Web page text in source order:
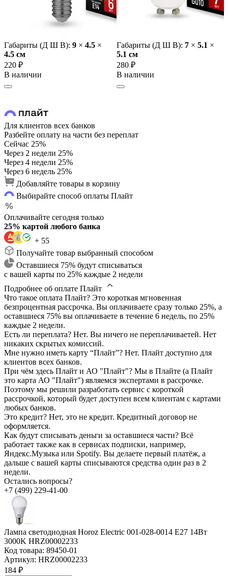
Габариты (Д Ш В): 9 × 4.5 ×
4.5 cм
220 ₽
В наличии
Габариты (Д Ш В): 7 × 5.1 ×
5.1 cм
280 ₽
В наличии
Для клиентов всех банков
Разбейте оплату на части без переплат
Сейчас 25%
Через 2 недели 25%
Через 4 недели 25%
Через 6 недель 25%
Добавляйте товары в корзину
Выбирайте способ оплаты Плайт
Оплачивайте сегодня только
25% картой любого банка
+ 55
Получайте товар выбранный способом
Оставшиеся 75% будут списываться
с вашей карты по 25% каждые 2 недели
Подробнее об оплате Плайт
Что такое оплата Плайт? Это короткая мгновенная
безпроцентная рассрочка. Вы оплачиваете сразу только 25%, а
оставшиеся 75% вы оплачиваете в течение 6 недель, по 25%
каждые 2 недели.
Есть ли переплата? Нет. Вы ничего не переплачиваетей. Нет
никаких скрытых комиссий.
Мне нужно иметь карту “Плайт”? Нет. Плайт доступно для
клиентов всех банков.
При чём здесь Плайт и АО "Плайт"? Мы в Плайте (а Плайт
это карта АО "Плайт") являемся экспертами в рассрочке.
Поэтому мы решили разработать сервис с короткой
рассрочкой, который будет доступен всем клиентам с картами
любых банков.
Это кредит? Нет, это не кредит. Кредитный договор не
оформляется.
Как будут списывать деньги за оставшиеся части? Всё
работает также как в сервисах подписки, например,
Яндекс.Музыка или Spotify. Вы делаете первый платёж, а
дальше с вашей карты списываются средства один раз в 2
недели.
Остались вопросы?
+7 (499) 229-41-00
Лампа светодиодная Horoz Electric 001-028-0014 E27 14Вт
3000K HRZ00002233
Код товара: 89450-01
Артикул: HRZ00002233
184 ₽